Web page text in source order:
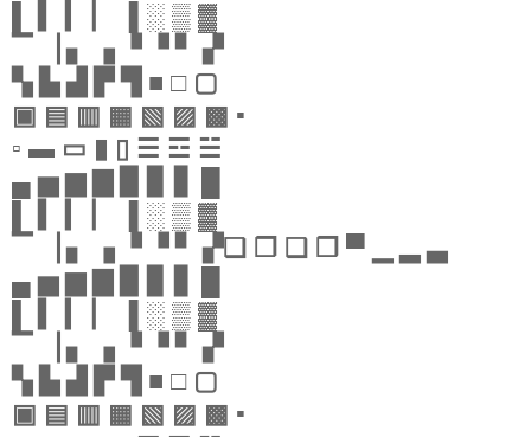
▌ ▍ ▎ ▏ ▐ ░ ▒ ▓
▔ ▕ ▖ ▗ ▝ ▝ ▘ ▞
▚ ▙ ▟ ▛ ▜ ■ □ ▢
▣ ▤ ▥ ▦ ▧ ▨ ▩ ▪
▫ ▬ ▭ ▮ ▯ ☰ ☲ ☱
▄ ▅ ▆ ▇ ▉ ▊ ▋ █
▌ ▍ ▎ ▏ ▐ ░ ▒ ▓
▔ ▕ ▖ ▗ ▝ ▝ ▘ ▞❏ ❐ ❑ ❒ ▀ ▁ ▂ ▃
▄ ▅ ▆ ▇ ▉ ▊ ▋ █
▌ ▍ ▎ ▏ ▐ ░ ▒ ▓
▔ ▕ ▖ ▗ ▝ ▝ ▘ ▞
▚ ▙ ▟ ▛ ▜ ■ □ ▢
▣ ▤ ▥ ▦ ▧ ▨ ▩ ▪